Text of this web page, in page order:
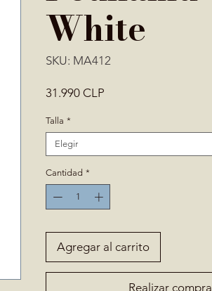
White
SKU: MA412
31.990 CLP
Talla *
Elegir
Cantidad *
Agregar al carrito
Realizar compra